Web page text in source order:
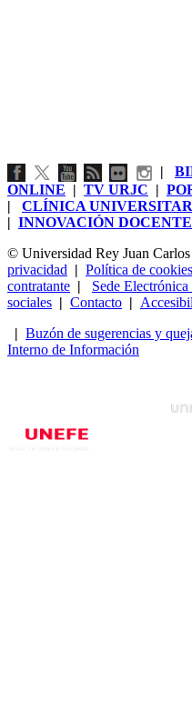
|
ONLINE | TV URJC |
| CLÍNICA
| INNOVACIÓN DOCENTE
© Universidad Rey Juan Carlos
privacidad | Política de cookies
contratante | Sede Electrónica
sociales | Contacto |
| Buzón de sugerencias y
Interno de Información